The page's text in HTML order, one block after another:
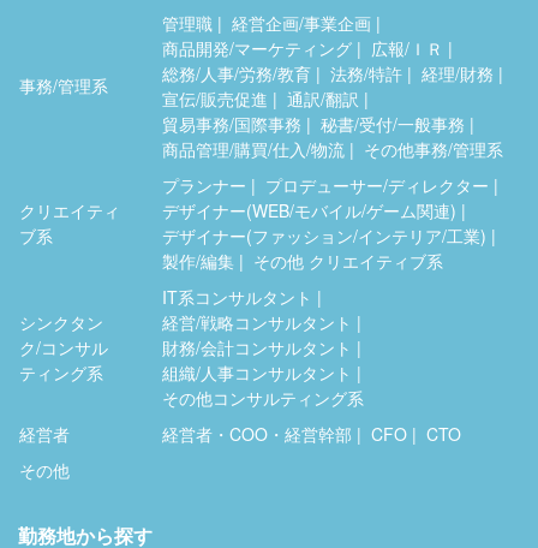
事務/管理系
管理職
経営企画/事業企画
商品開発/マーケティング
広報/ＩＲ
総務/人事/労務/教育
法務/特許
経理/財務
宣伝/販売促進
通訳/翻訳
貿易事務/国際事務
秘書/受付/一般事務
商品管理/購買/仕入/物流
その他事務/管理系
クリエイティ
ブ系
プランナー
プロデューサー/ディレクター
デザイナー(WEB/モバイル/ゲーム関連)
デザイナー(ファッション/インテリア/工業)
製作/編集
その他 クリエイティブ系
シンクタン
ク/コンサル
ティング系
IT系コンサルタント
経営/戦略コンサルタント
財務/会計コンサルタント
組織/人事コンサルタント
その他コンサルティング系
経営者
経営者・COO・経営幹部 CFO
CTO
その他
勤務地から探す